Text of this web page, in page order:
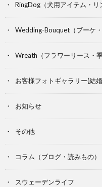
RingDog（犬用アイテム・リ
Wedding-Bouquet（ブーケ
Wreath（フラワーリース・季
お客様フォトギャラリー(結
お知らせ
その他
コラム（ブログ・読みもの）
スウェーデンライフ